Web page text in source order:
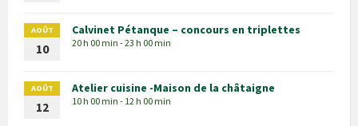
AOÛT
10
Calvinet Pétanque – concours en triplettes
20 h 00 min - 23 h 00 min
AOÛT
12
Atelier cuisine -Maison de la châtaigne
10 h 00 min - 12 h 00 min